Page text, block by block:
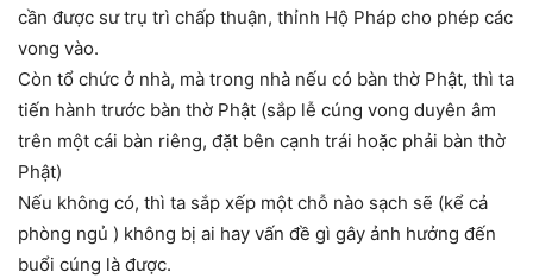
cần được sư trụ trì chấp thuận, thỉnh Hộ Pháp cho phép các
vong vào.
Còn tổ chức ở nhà, mà trong nhà nếu có bàn thờ Phật, thì ta
tiến hành trước bàn thờ Phật (sắp lễ cúng vong duyên âm
trên một cái bàn riêng, đặt bên cạnh trái hoặc phải bàn thờ
Phật)
Nếu không có, thì ta sắp xếp một chỗ nào sạch sẽ (kể cả
phòng ngủ ) không bị ai hay vấn đề gì gây ảnh hưởng đến
buổi cúng là được.